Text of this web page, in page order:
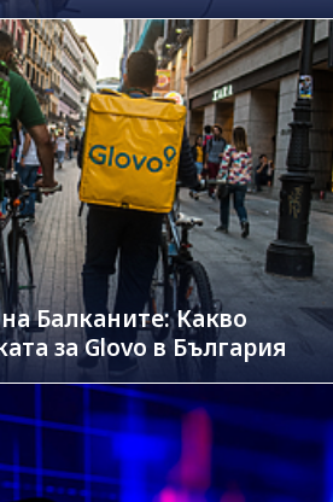
Балканите: Какво
за Glovo в България